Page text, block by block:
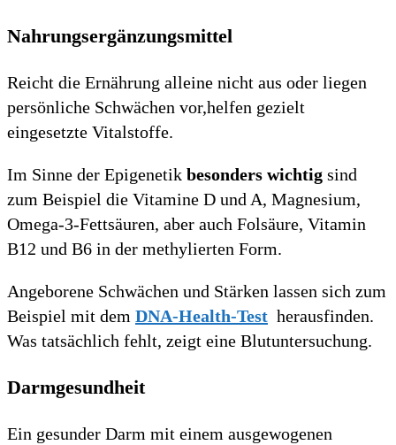
Nahrungsergänzungsmittel
Reicht die Ernährung alleine nicht aus oder liegen
persönliche Schwächen vor,helfen gezielt
eingesetzte Vitalstoffe.
Im Sinne der Epigenetik besonders wichtig sind
zum Beispiel die Vitamine D und A, Magnesium,
Omega-3-Fettsäuren, aber auch Folsäure, Vitamin
B12 und B6 in der methylierten Form.
Angeborene Schwächen und Stärken lassen sich zum
Beispiel mit dem DNA-Health-Test herausfinden.
Was tatsächlich fehlt, zeigt eine Blutuntersuchung.
Darmgesundheit
Ein gesunder Darm mit einem ausgewogenen